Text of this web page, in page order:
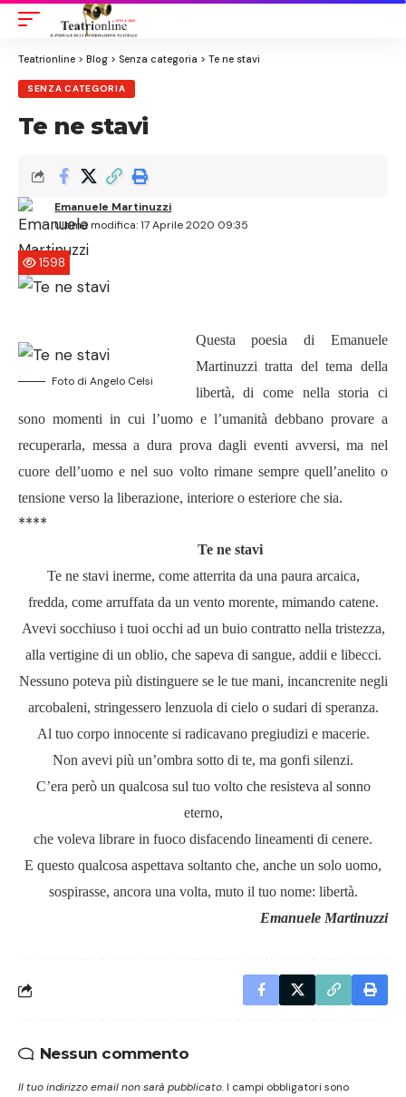
Teatrionline > Blog > Senza categoria > Te ne stavi
SENZA CATEGORIA
Te ne stavi
Ultima modifica: 17 Aprile 2020 09:35
Emanuele Martinuzzi
1598
Foto di Angelo Celsi
Questa poesia di Emanuele
Martinuzzi tratta del tema della
libertà, di come nella storia ci
sono momenti in cui l’uomo e l’umanità debbano provare a
recuperarla, messa a dura prova dagli eventi avversi, ma nel
cuore dell’uomo e nel suo volto rimane sempre quell’anelito o
tensione verso la liberazione, interiore o esteriore che sia.
****
Te ne stavi
Te ne stavi inerme, come atterrita da una paura arcaica,
fredda, come arruffata da un vento morente, mimando catene.
Avevi socchiuso i tuoi occhi ad un buio contratto nella tristezza,
alla vertigine di un oblio, che sapeva di sangue, addii e libecci.
Nessuno poteva più distinguere se le tue mani, incancrenite negli
arcobaleni, stringessero lenzuola di cielo o sudari di speranza.
Al tuo corpo innocente si radicavano pregiudizi e macerie.
Non avevi più un’ombra sotto di te, ma gonfi silenzi.
C’era però un qualcosa sul tuo volto che resisteva al sonno
eterno,
che voleva librare in fuoco disfacendo lineamenti di cenere.
E questo qualcosa aspettava soltanto che, anche un solo uomo,
sospirasse, ancora una volta, muto il tuo nome: libertà.
Emanuele Martinuzzi
Nessun commento
Il tuo indirizzo email non sarà pubblicato. I campi obbligatori sono